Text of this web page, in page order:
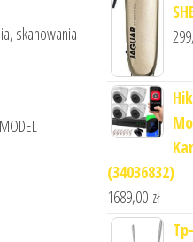
skanowania
(34036832)
1689,00 zł